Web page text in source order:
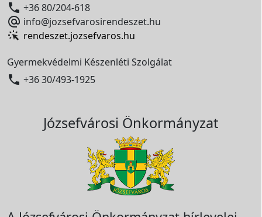
 +36 80/204-618
 info@jozsefvarosirendeszet.hu
rendeszet.jozsefvaros.hu
Gyermekvédelmi Készenléti Szolgálat
 +36 30/493-1925
Józsefvárosi Önkormányzat